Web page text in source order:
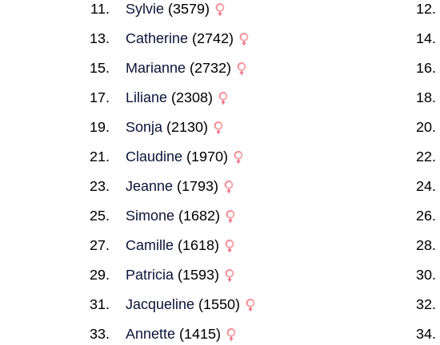
Sylvie (3579)
Catherine (2742)
Marianne (2732)
Liliane (2308)
Sonja (2130)
Claudine (1970)
Jeanne (1793)
Simone (1682)
Camille (1618)
Patricia (1593)
Jacqueline (1550)
Annette (1415)